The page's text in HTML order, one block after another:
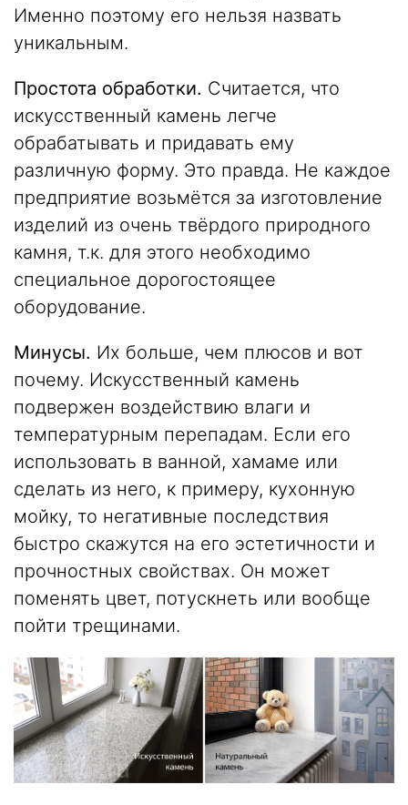
Именно поэтому его нельзя назвать
уникальным.
Простота обработки. Считается, что
искусственный камень легче
обрабатывать и придавать ему
различную форму. Это правда. Не каждое
предприятие возьмётся за изготовление
изделий из очень твёрдого природного
камня, т.к. для этого необходимо
специальное дорогостоящее
оборудование.
Минусы. Их больше, чем плюсов и вот
почему. Искусственный камень
подвержен воздействию влаги и
температурным перепадам. Если его
использовать в ванной, хамаме или
сделать из него, к примеру, кухонную
мойку, то негативные последствия
быстро скажутся на его эстетичности и
прочностных свойствах. Он может
поменять цвет, потускнеть или вообще
пойти трещинами.